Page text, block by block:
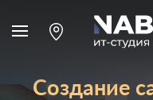
Создание